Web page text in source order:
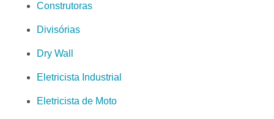
Construtoras
Divisórias
Dry Wall
Eletricista Industrial
Eletricista de Moto